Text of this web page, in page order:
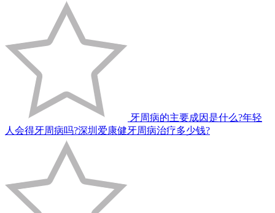
牙周病的主要成因是什么?年轻
人会得牙周病吗?深圳爱康健牙周病治疗多少钱?